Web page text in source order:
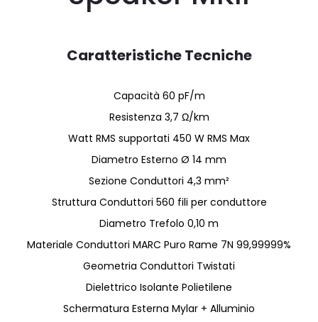
Caratteristiche Tecniche
Capacità 60 pF/m
Resistenza 3,7 Ω/km
Watt RMS supportati 450 W RMS Max
Diametro Esterno Ø 14 mm
Sezione Conduttori 4,3 mm²
Struttura Conduttori 560 fili per conduttore
Diametro Trefolo 0,10 m
Materiale Conduttori MARC Puro Rame 7N 99,99999%
Geometria Conduttori Twistati
Dielettrico Isolante Polietilene
Schermatura Esterna Mylar + Alluminio